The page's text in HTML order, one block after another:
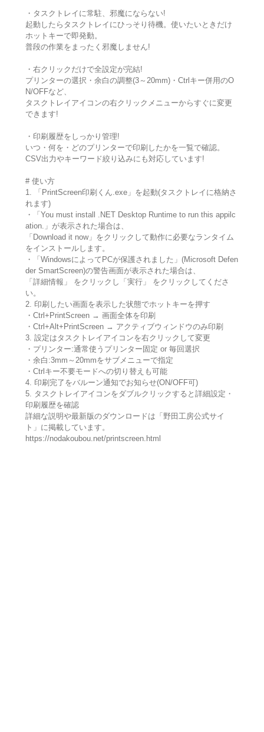
・タスクトレイに常駐、邪魔にならない!
起動したらタスクトレイにひっそり待機。使いたいときだけ
ホットキーで即発動。
普段の作業をまったく邪魔しません!
・右クリックだけで全設定が完結!
プリンターの選択・余白の調整(3～20mm)・Ctrlキー併用のO
N/OFFなど、
タスクトレイアイコンの右クリックメニューからすぐに変更
できます!
・印刷履歴をしっかり管理!
いつ・何を・どのプリンターで印刷したかを一覧で確認。
CSV出力やキーワード絞り込みにも対応しています!
# 使い方
1. 「PrintScreen印刷くん.exe」を起動(タスクトレイに格納さ
れます)
・「You must install .NET Desktop Runtime to run this appilc
ation.」が表示された場合は、
「Download it now」をクリックして動作に必要なランタイム
をインストールします。
・「WindowsによってPCが保護されました」(Microsoft Defen
der SmartScreen)の警告画面が表示された場合は、
「詳細情報」 をクリックし「実行」 をクリックしてくださ
い。
2. 印刷したい画面を表示した状態でホットキーを押す
・Ctrl+PrintScreen → 画面全体を印刷
・Ctrl+Alt+PrintScreen → アクティブウィンドウのみ印刷
3. 設定はタスクトレイアイコンを右クリックして変更
・プリンター:通常使うプリンター固定 or 毎回選択
・余白:3mm～20mmをサブメニューで指定
・Ctrlキー不要モードへの切り替えも可能
4. 印刷完了をバルーン通知でお知らせ(ON/OFF可)
5. タスクトレイアイコンをダブルクリックすると詳細設定・
印刷履歴を確認
詳細な説明や最新版のダウンロードは「野田工房公式サイ
ト」に掲載しています。
https://nodakoubou.net/printscreen.html